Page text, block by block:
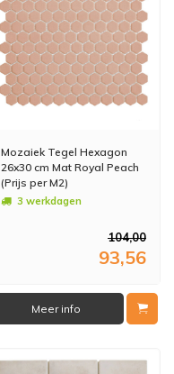
Mozaiek Tegel Hexagon
26x30 cm Mat Royal Peach
(Prijs per M2)
3 werkdagen
104,00
93,56
Meer info